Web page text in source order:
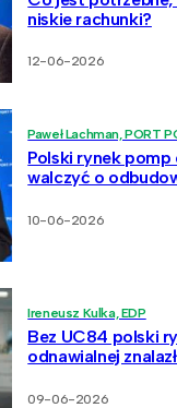
niskie rachunki?
12-06-2026
Paweł Lachman, PORT
Polski rynek pomp
walczyć o
10-06-2026
Ireneusz Kulka, EDP
Bez UC84 polski
odnawialnej
09-06-2026